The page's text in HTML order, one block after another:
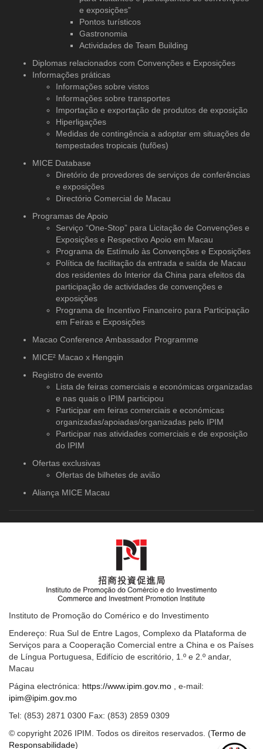
e exposições”
Pontos turísticos
Gastronomia
Actividades de Team Building
Diplomas relacionados com Convenções e Exposições
Informações práticas
Informações sobre vistos
Informações sobre transportes
Importação e exportação de produtos de exposição
Hiperligações
Medidas de contingência a adoptar em situações de
tempestades tropicais (tufões)
MICE Database
Diretório de provedores de serviços de conferências
e exposições
Directório Comercial de Macau
Programas de Apoio
Serviço “One-Stop” para Licitação de Convenções e
Exposições e Respectivo Apoio em Macau
Programa de Estímulo às Convenções e Exposições
Política de facilitação da entrada e saída de Macau
dos residentes do Interior da China para efeitos da
participação de actividades de convenções e
exposições
Programa de Incentivo Financeiro para Participação
em Feiras e Exposições
Macao Conference Ambassador Programme
MICE² Macao x Hengqin
Registro de evento
Lista de feiras comerciais e económicas organizadas
e nas quais o IPIM participou
Participar em feiras comerciais e económicas
organizadas/apoiadas/organizadas pelo IPIM
Participar nas atividades comerciais e de exposição
do IPIM
Ofertas exclusivas
Ofertas de bilhetes de avião
Aliança MICE Macau
Instituto de Promoção do Comérico e do Investimento
Endereço: Rua Sul de Entre Lagos, Complexo da Plataforma de
Serviços para a Cooperação Comercial entre a China e os Países
de Língua Portuguesa, Edifício de escritório, 1.º e 2.º andar,
Macau
Página electrónica: https://www.ipim.gov.mo , e-mail:
ipim@ipim.gov.mo
Tel: (853) 2871 0300 Fax: (853) 2859 0309
© copyright 2026 IPIM. Todos os direitos reservados. (Termo de
Responsabilidade)